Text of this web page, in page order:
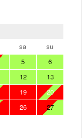
sa
su
5
6
12
13
19
20
26
27